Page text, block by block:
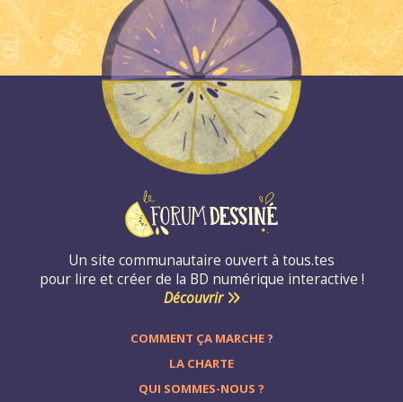
Un site communautaire ouvert à tous.tes
pour lire et créer de la BD numérique interactive !
Découvrir
COMMENT ÇA MARCHE ?
LA CHARTE
QUI SOMMES-NOUS ?